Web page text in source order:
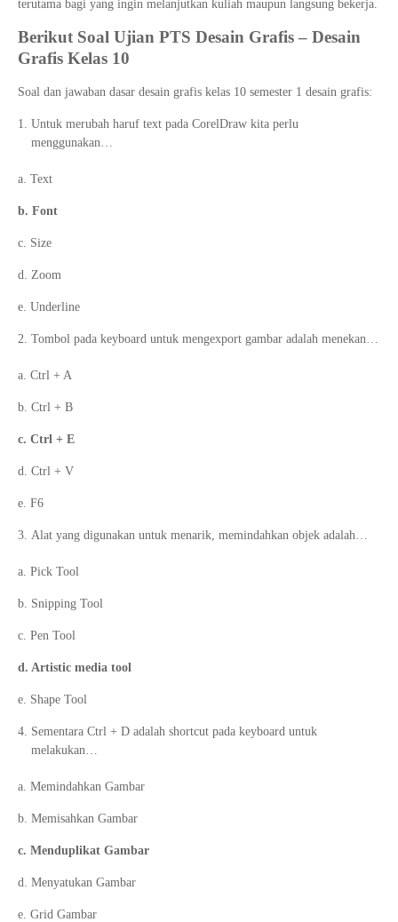
terutama bagi yang ingin melanjutkan kuliah maupun langsung bekerja.
Berikut Soal Ujian PTS Desain Grafis – Desain
Grafis Kelas 10
Soal dan jawaban dasar desain grafis kelas 10 semester 1 desain grafis:
Untuk merubah haruf text pada CorelDraw kita perlu
menggunakan…
a. Text
b. Font
c. Size
d. Zoom
e. Underline
Tombol pada keyboard untuk mengexport gambar adalah menekan…
a. Ctrl + A
b. Ctrl + B
c. Ctrl + E
d. Ctrl + V
e. F6
Alat yang digunakan untuk menarik, memindahkan objek adalah…
a. Pick Tool
b. Snipping Tool
c. Pen Tool
d. Artistic media tool
e. Shape Tool
Sementara Ctrl + D adalah shortcut pada keyboard untuk
melakukan…
a. Memindahkan Gambar
b. Memisahkan Gambar
c. Menduplikat Gambar
d. Menyatukan Gambar
e. Grid Gambar